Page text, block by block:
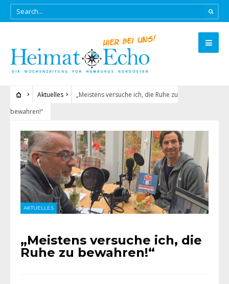
Aktuelles
„Meistens versuche ich, die Ruhe zu
bewahren!“
AKTUELLES
„Meistens versuche ich, die
Ruhe zu bewahren!“